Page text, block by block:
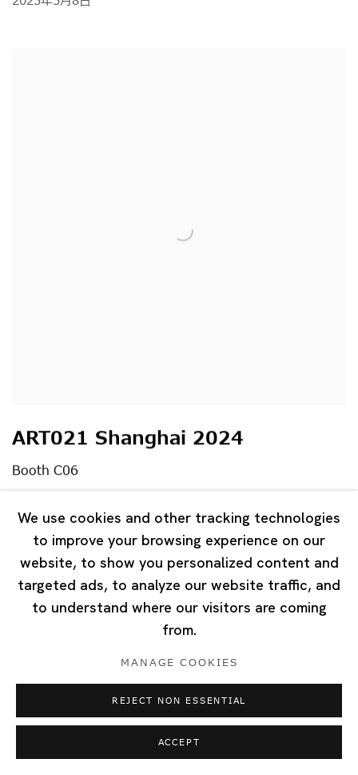
ART021 Shanghai 2024
Booth C06
We use cookies and other tracking technologies
to improve your browsing experience on our
website, to show you personalized content and
targeted ads, to analyze our website traffic, and
to understand where our visitors are coming
from.
MANAGE COOKIES
REJECT NON ESSENTIAL
ACCEPT